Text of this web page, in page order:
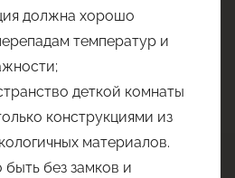
должна хорошо
температур и
деткой комнаты
конструкциями из
материалов.
без замков и